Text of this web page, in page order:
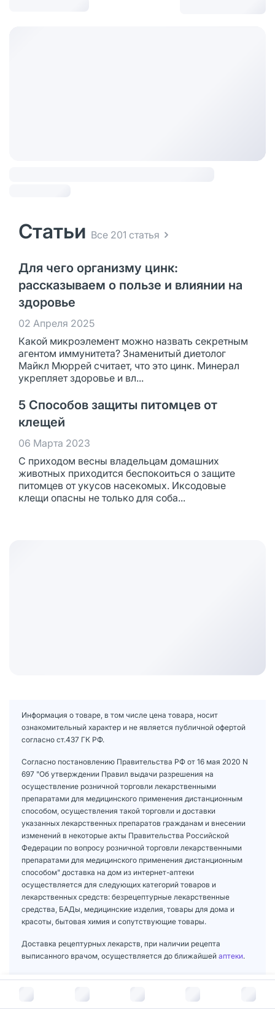
Статьи Все 201 статья
Для чего организму цинк:
рассказываем о пользе и влиянии на
здоровье
02 Апреля 2025
Какой микроэлемент можно назвать секретным
агентом иммунитета? Знаменитый диетолог
Майкл Мюррей считает, что это цинк. Минерал
укрепляет здоровье и вл...
5 Способов защиты питомцев от
клещей
06 Марта 2023
С приходом весны владельцам домашних
животных приходится беспокоиться о защите
питомцев от укусов насекомых. Иксодовые
клещи опасны не только для соба...
Информация о товаре, в том числе цена товара, носит
ознакомительный характер и не является публичной офертой
согласно ст.437 ГК РФ.
Согласно постановлению Правительства РФ от 16 мая 2020 N
697 "Об утверждении Правил выдачи разрешения на
осуществление розничной торговли лекарственными
препаратами для медицинского применения дистанционным
способом, осуществления такой торговли и доставки
указанных лекарственных препаратов гражданам и внесении
изменений в некоторые акты Правительства Российской
Федерации по вопросу розничной торговли лекарственными
препаратами для медицинского применения дистанционным
способом" доставка на дом из интернет-аптеки
осуществляется для следующих категорий товаров и
лекарственных средств: безрецептурные лекарственные
средства, БАДы, медицинские изделия, товары для дома и
красоты, бытовая химия и сопутствующие товары.
Доставка рецептурных лекарств, при наличии рецепта
выписанного врачом, осуществляется до ближайшей аптеки.